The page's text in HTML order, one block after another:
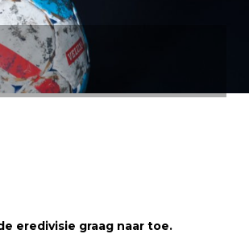
eredivisie graag naar toe.